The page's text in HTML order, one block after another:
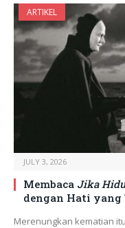
ARTIKEL
JULY 3, 2026
Membaca Jika
dengan Hati yang
Merenungkan kematian